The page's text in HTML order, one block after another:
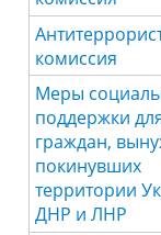
комиссия
Меры
поддержки
граждан,
покинувших
территории
ДНР и ЛНР